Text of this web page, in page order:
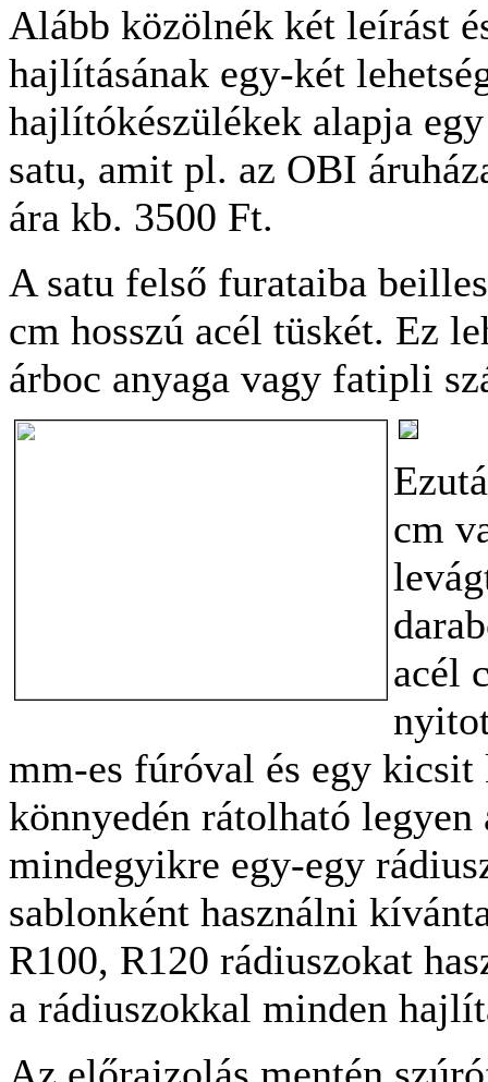
Alább közölnék két leírást
hajlításának egy-két
hajlítókészülékek alapja
satu, amit pl. az OBI
ára kb. 3500 Ft.
A satu felső furataiba
cm hosszú acél tüskét. Ez
árboc anyaga vagy fatipli
cm
acél
mm-es fúróval és egy
könnyedén rátolható
mindegyikre egy-egy
sablonként használni
R100, R120 rádiuszokat
a rádiuszokkal minden